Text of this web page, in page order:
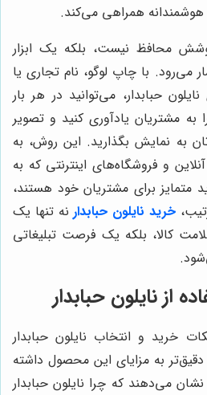
همراهی می‌کند.
محافظ نیست، بلکه یک ابزار
می‌رود. با چاپ لوگو، نام تجاری یا
حبابدار، می‌توانید در هر بار
به مشتریان یادآوری کنید و تصویر
به نمایش بگذارید. این روش، به
و فروشگاه‌های اینترنتی که به
متمایز برای مشتریان خود هستند،
خرید نایلون حبابدارنه تنها یک
کالا، بلکه یک فرصت تبلیغاتی
از نایلون حبابدار
خرید و انتخاب نایلون حبابدار
به مزایای این محصول داشته
می‌دهند که چرا نایلون حبابدار